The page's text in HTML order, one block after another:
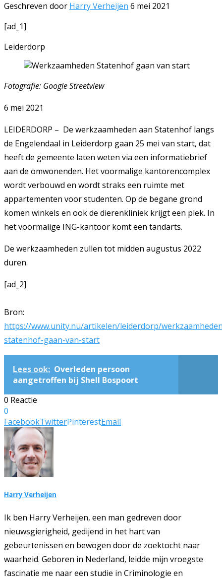
Geschreven door Harry Verheijen 6 mei 2021
[ad_1]
Leiderdorp
Fotografie: Google Streetview
6 mei 2021
LEIDERDORP – De werkzaamheden aan Statenhof langs
de Engelendaal in Leiderdorp gaan 25 mei van start, dat
heeft de gemeente laten weten via een informatiebrief
aan de omwonenden. Het voormalige kantorencomplex
wordt verbouwd en wordt straks een ruimte met
appartementen voor studenten. Op de begane grond
komen winkels en ook de dierenkliniek krijgt een plek. In
het voormalige ING-kantoor komt een tandarts.
De werkzaamheden zullen tot midden augustus 2022
duren.
[ad_2]
Bron:
https://www.unity.nu/artikelen/leiderdorp/
statenhof-gaan-van-start
Lees ook: Overleden persoon
aangetroffen bij Shell Bospoort
0 Reactie
0
FacebookTwitterPinterestEmail
Harry Verheijen
Ik ben Harry Verheijen, een man gedreven door
nieuwsgierigheid, gedijend in het hart van
gebeurtenissen en bewogen door de zoektocht naar
waarheid. Geboren in Nederland, leidde mijn vroegste
fascinatie me naar een studie in Criminologie en